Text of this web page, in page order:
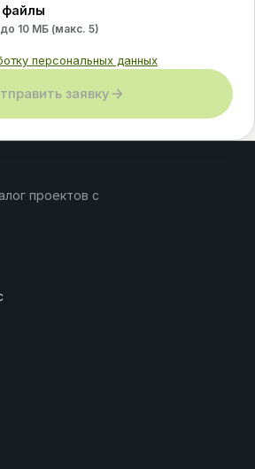
файлы
до 10 МБ (макс. 5)
персональных данных
заявку
проектов с